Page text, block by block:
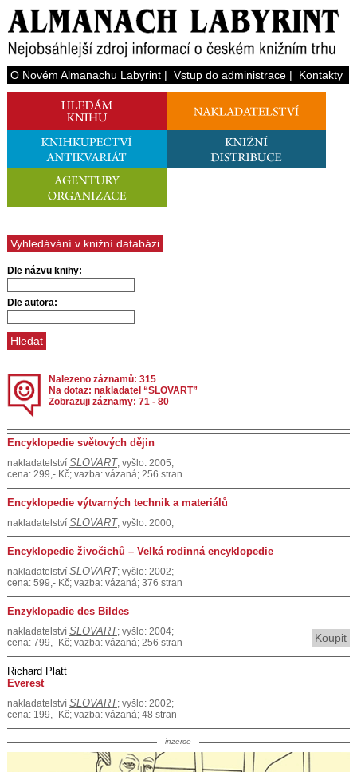
O Novém Almanachu Labyrint| Vstup do administrace| Kontakty
Vyhledávání v knižní databázi
Dle názvu knihy:
Dle autora:
Nalezeno záznamů: 315
Na dotaz: nakladatel “SLOVART”
Zobrazuji záznamy: 71 - 80
Encyklopedie světových dějin
nakladatelství SLOVART; vyšlo: 2005;
cena: 299,- Kč; vazba: vázaná; 256 stran
Encyklopedie výtvarných technik a materiálů
nakladatelství SLOVART; vyšlo: 2000;
Encyklopedie živočichů – Velká rodinná encyklopedie
nakladatelství SLOVART; vyšlo: 2002;
cena: 599,- Kč; vazba: vázaná; 376 stran
Koupit
Enzyklopadie des Bildes
nakladatelství SLOVART; vyšlo: 2004;
cena: 799,- Kč; vazba: vázaná; 256 stran
Richard Platt
Everest
nakladatelství SLOVART; vyšlo: 2002;
cena: 199,- Kč; vazba: vázaná; 48 stran
inzerce